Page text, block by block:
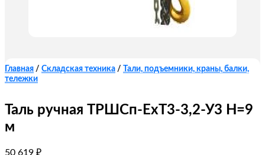
Главная / Складская техника /
Тали, подъемники, краны, балки,
тележки
Таль ручная ТРШCп-ЕхТ3-3,2-У3 Н=9
м
50 619 ₽